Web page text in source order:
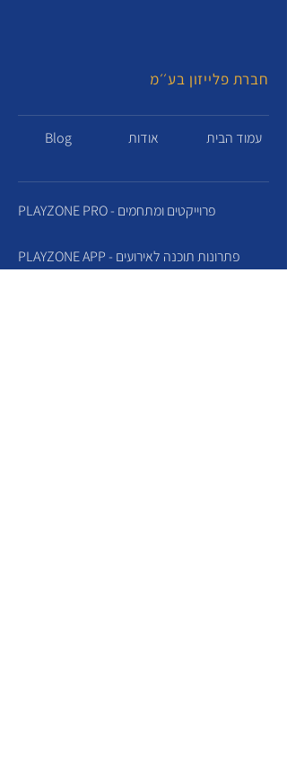
חברת פלייזון בע׳׳מ
Blog אודות עמוד הבית
PLAYZONE PRO - פרוייקטים ומתחמים
PLAYZONE APP - פתרונות תוכנה לאירועים